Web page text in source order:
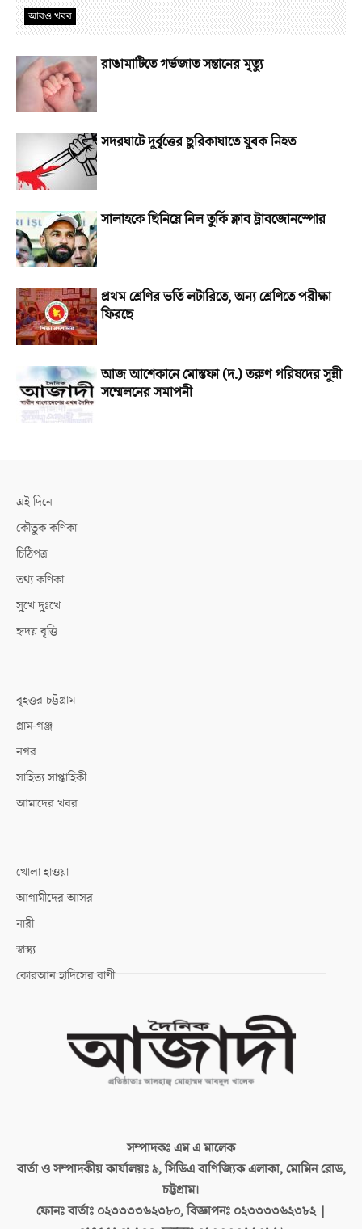
আরও খবর
রাঙামাটিতে গর্ভজাত সন্তানের মৃত্যু
সদরঘাটে দুর্বৃত্তের ছুরিকাঘাতে যুবক নিহত
সালাহকে ছিনিয়ে নিল তুর্কি ক্লাব ট্রাবজোনস্পোর
প্রথম শ্রেণির ভর্তি লটারিতে, অন্য শ্রেণিতে পরীক্ষা
ফিরছে
আজ আশেকানে মোস্তফা (দ.) তরুণ পরিষদের সুন্নী
সম্মেলনের সমাপনী
এই দিনে
কৌতুক কণিকা
চিঠিপত্র
তথ্য কণিকা
সুখে দুঃখে
হৃদয় বৃত্তি
বৃহত্তর চট্টগ্রাম
গ্রাম-গঞ্জ
নগর
সাহিত্য সাপ্তাহিকী
আমাদের খবর
খোলা হাওয়া
আগামীদের আসর
নারী
স্বাস্থ্য
কোরআন হাদিসের বাণী
সম্পাদকঃএম এ মালেক
বার্তা ও সম্পাদকীয় কার্যালয়ঃ৯, সিডিএ বাণিজ্যিক এলাকা, মোমিন রোড,
চট্টগ্রাম।
ফোনঃ বার্তাঃ ০২৩৩৩৩৬২৩৮০, বিজ্ঞাপনঃ ০২৩৩৩৩৬২৩৮২ |